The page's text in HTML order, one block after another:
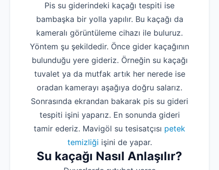
Pis su giderindeki kaçağı tespiti ise
bambaşka bir yolla yapılır. Bu kaçağı da
kameralı görüntüleme cihazı ile buluruz.
Yöntem şu şekildedir. Önce gider kaçağının
bulunduğu yere gideriz. Örneğin su kaçağı
tuvalet ya da mutfak artık her nerede ise
oradan kamerayı aşağıya doğru salarız.
Sonrasında ekrandan bakarak pis su gideri
tespiti işini yaparız. En sonunda gideri
tamir ederiz. Mavigöl su tesisatçısı petek
temizliği işini de yapar.
Su kaçağı Nasıl Anlaşılır?